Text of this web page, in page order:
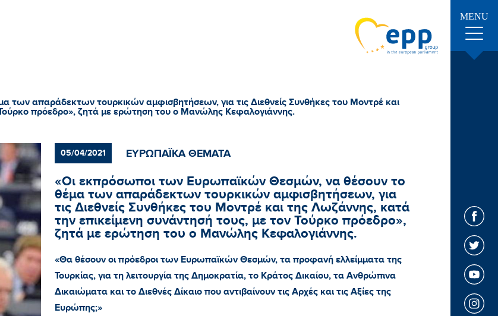
MENU
απαράδεκτων τουρκικών αμφισβητήσεων, για τις Διεθνείς Συνθήκες του Μοντρέ και
πρόεδρο», ζητά με ερώτηση του ο Μανώλης Κεφαλογιάννης.
05/04/2021 ΕΥΡΩΠΑΪΚΑ ΘΕΜΑΤΑ
«Οι εκπρόσωποι των Ευρωπαϊκών Θεσμών, να θέσουν το
θέμα των απαράδεκτων τουρκικών αμφισβητήσεων, για
τις Διεθνείς Συνθήκες του Μοντρέ και της Λωζάννης, κατά
την επικείμενη συνάντησή τους, με τον Τούρκο πρόεδρο»,
ζητά με ερώτηση του ο Μανώλης Κεφαλογιάννης.
«Θα θέσουν οι πρόεδροι των Ευρωπαϊκών Θεσμών, τα προφανή ελλείμματα της
Τουρκίας, για τη λειτουργία της Δημοκρατία, το Κράτος Δικαίου, τα Ανθρώπινα
Δικαιώματα και το Διεθνές Δίκαιο που αντιβαίνουν τις Αρχές και τις Αξίες της
Ευρώπης;»